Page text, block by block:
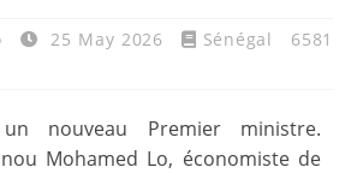
25 May 2026 Sénégal
6581
nouveau Premier ministre.
Mohamed Lo, économiste de